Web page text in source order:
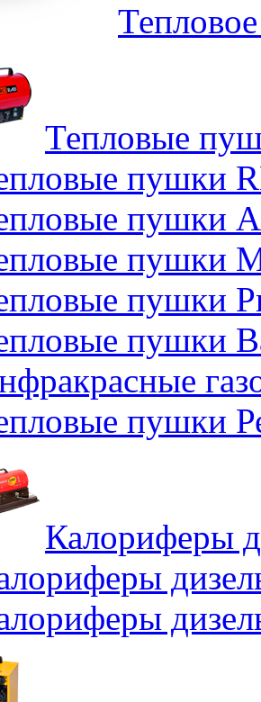
Тепловые
пушки
пушки
пушки
пушки
пушки
пушки
Калориферы